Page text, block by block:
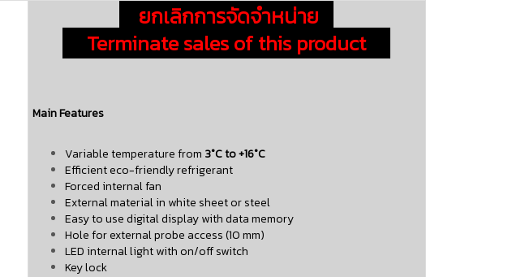
ยกเลิกการจัดจำหน่าย
Terminate sales of this product
Main Features
Variable temperature from 3°C to +16°C
Efficient eco-friendly refrigerant
Forced internal fan
External material in white sheet or steel
Easy to use digital display with data memory
Hole for external probe access (10 mm)
LED internal light with on/off switch
Key lock